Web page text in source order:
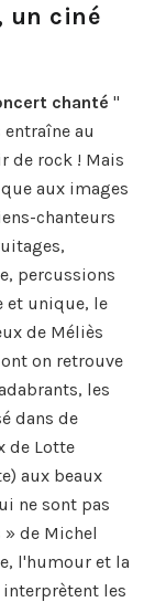
un ciné
chanté "
au
de rock ! Mais
aux images
chanteurs
percussions
et unique, le
de Méliès
on retrouve
les
dans de
de Lotte
aux beaux
ne sont pas
» de Michel
l'humour et la
les